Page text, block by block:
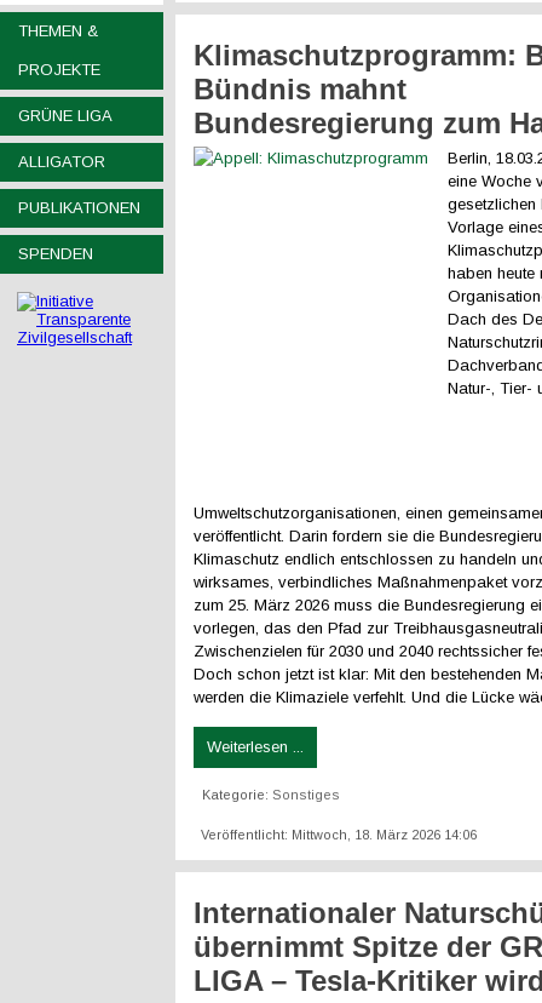
THEMEN &
PROJEKTE
GRÜNE LIGA
ALLIGATOR
PUBLIKATIONEN
SPENDEN
Klimaschutzprogramm:
Bündnis mahnt
Bundesregierung zum
Berlin,
eine Woche
gesetzlichen
Vorlage
haben heute
Dach des
Natur-, Tier-
Umweltschutzorganisationen, einen
veröffentlicht. Darin fordern sie die
Klimaschutz endlich entschlossen zu handeln
wirksames, verbindliches Maßnahmenpaket
zum 25. März 2026 muss die Bundesregierung
vorlegen, das den Pfad zur
Zwischenzielen für 2030 und 2040 rechtssicher
Doch schon jetzt ist klar: Mit den bestehenden
werden die Klimaziele verfehlt. Und die Lücke
Weiterlesen ...
Kategorie: Sonstiges
Veröffentlicht: Mittwoch, 18. März 2026 14:06
Internationaler
übernimmt Spitze der
LIGA – Tesla-Kritiker